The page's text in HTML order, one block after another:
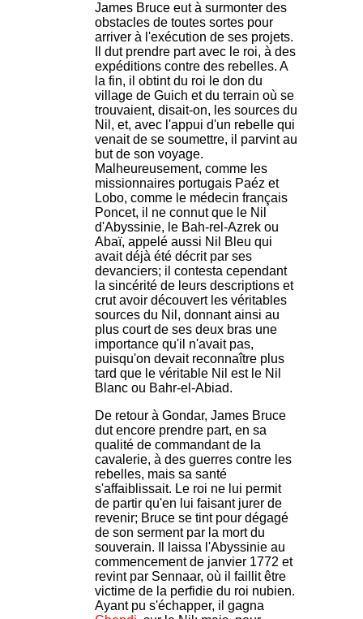
James Bruce eut à surmonter des
obstacles de toutes sortes pour
arriver à l'exécution de ses projets.
Il dut prendre part avec le roi, à des
expéditions contre des rebelles. A
la fin, il obtint du roi le don du
village de Guich et du terrain où se
trouvaient, disait-on, les sources du
Nil, et, avec l'appui d'un rebelle qui
venait de se soumettre, il parvint au
but de son voyage.
Malheureusement, comme les
missionnaires portugais Paéz et
Lobo, comme le médecin français
Poncet, il ne connut que le Nil
d'Abyssinie, le Bah-rel-Azrek ou
Abaï, appelé aussi Nil Bleu qui
avait déjà été décrit par ses
devanciers; il contesta cependant
la sincérité de leurs descriptions et
crut avoir découvert les véritables
sources du Nil, donnant ainsi au
plus court de ses deux bras une
importance qu'il n'avait pas,
puisqu'on devait reconnaître plus
tard que le véritable Nil est le Nil
Blanc ou Bahr-el-Abiad.
De retour à Gondar, James Bruce
dut encore prendre part, en sa
qualité de commandant de la
cavalerie, à des guerres contre les
rebelles, mais sa santé
s'affaiblissait. Le roi ne lui permit
de partir qu'en lui faisant jurer de
revenir; Bruce se tint pour dégagé
de son serment par la mort du
souverain. Il laissa l'Abyssinie au
commencement de janvier 1772 et
revint par Sennaar, où il faillit être
victime de la perfidie du roi nubien.
Ayant pu s'échapper, il gagna